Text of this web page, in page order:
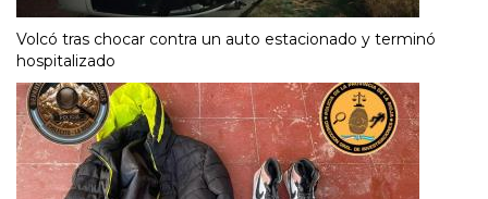
Volcó tras chocar contra un auto estacionado y terminó
hospitalizado